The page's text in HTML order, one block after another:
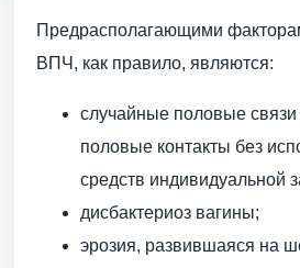
Предрасполагающими
ВПЧ, как правило, являются:
случайные половые связи
половые контакты без
средств индивидуальной
дисбактериоз вагины;
эрозия, развившаяся на